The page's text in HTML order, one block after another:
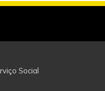
Social